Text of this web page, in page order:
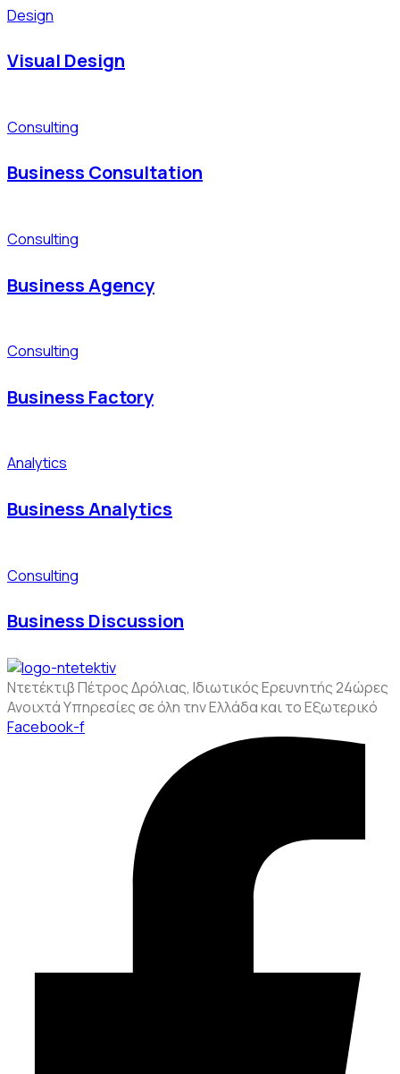
Design
Visual Design
Consulting
Business Consultation
Consulting
Business Agency
Consulting
Business Factory
Analytics
Business Analytics
Consulting
Business Discussion
Ντετέκτιβ Πέτρος Δρόλιας, Ιδιωτικός Ερευνητής 24ώρες
Ανοιχτά Υπηρεσίες σε όλη την Ελλάδα και το Εξωτερικό
Facebook-f